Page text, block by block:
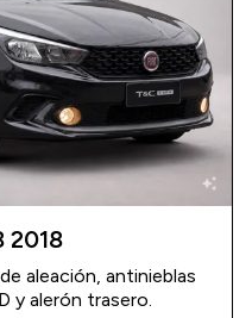
auto_awesome
2018
aleación, antinieblas
y alerón trasero.